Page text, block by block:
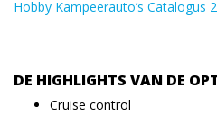
Hobby Kampeerauto’s Catalogus
DE HIGHLIGHTS VAN DE
Cruise control